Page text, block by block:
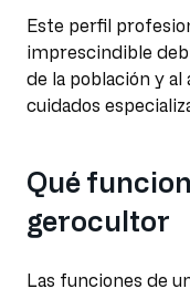
Este perfil
imprescindible
de la población y
cuidados
Qué
gerocultor
Las funciones de